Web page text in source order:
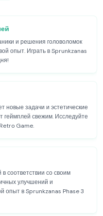
и решения головоломок
опыт. Играть в Sprunkzanas
новые задачи и эстетические
геймплей свежим. Исследуйте
Game.
соответствии со своим
улучшений и
опыт в Sprunkzanas Phase 3